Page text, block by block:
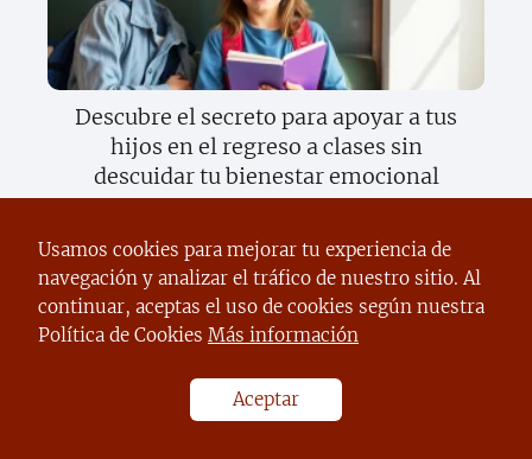
Descubre el secreto para apoyar a tus
hijos en el regreso a clases sin
descuidar tu bienestar emocional
Usamos cookies para mejorar tu experiencia de
navegación y analizar el tráfico de nuestro sitio. Al
continuar, aceptas el uso de cookies según nuestra
Política de Cookies Más información
Aceptar